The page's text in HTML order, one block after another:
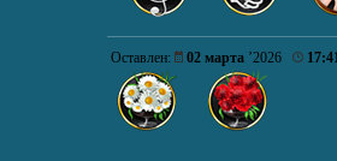
Оставлен: 02 марта ’2026